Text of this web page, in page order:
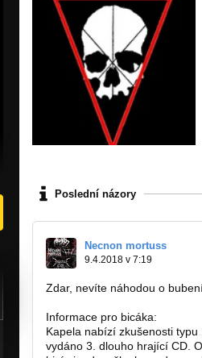
Poslední názory
Necnon mortuss
9.4.2018 v 7:19
Zdar, nevíte náhodou o
Informace pro bicáka:
Kapela nabízí zkušenosti
vydáno 3. dlouho hrající CD.